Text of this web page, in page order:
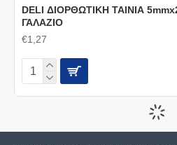
DELI ΔΙΟΡΘΩΤΙΚΗ ΤΑΙΝΙΑ
ΓΑΛΑΖΙΟ
€1,27